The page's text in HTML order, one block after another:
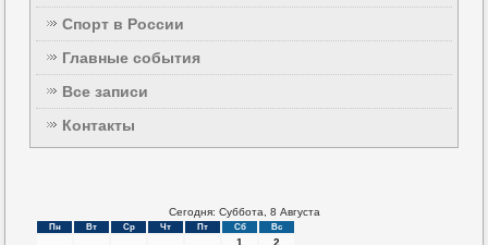
Спорт в России
Главные события
Все записи
Контакты
Сегодня: Суббота, 8 Августа
Пн Вт Ср Чт Пт Сб Вс
1
2